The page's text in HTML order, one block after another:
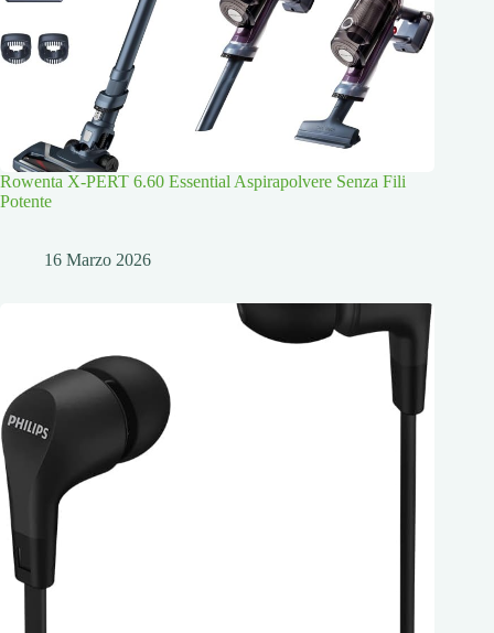
Rowenta X-PERT 6.60 Essential Aspirapolvere Senza Fili
Potente
16 Marzo 2026